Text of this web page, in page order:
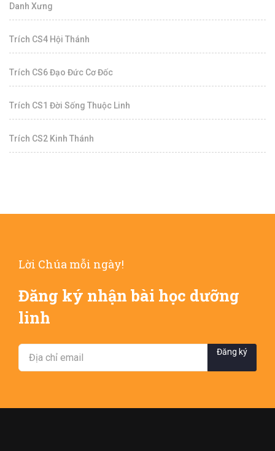
Danh Xưng
Trích CS4 Hội Thánh
Trích CS6 Đạo Đức Cơ Đốc
Trích CS1 Đời Sống Thuộc Linh
Trích CS2 Kinh Thánh
Lời Chúa mỗi ngày!
Đăng ký nhận bài học dưỡng
linh
Đăng ký